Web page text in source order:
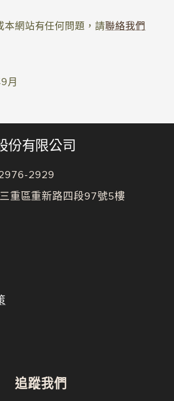
本網站有任何問題，請聯絡我們
月
份有限公司
2929
重區重新路四段97號5樓
追蹤我們